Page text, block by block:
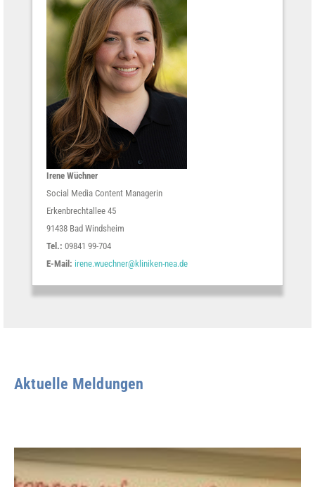
Irene Wüchner
Social Media Content Managerin
Erkenbrechtallee 45
91438 Bad Windsheim
Tel.: 09841 99-704
E-Mail: irene.wuechner@kliniken-nea.de
Aktuelle Meldungen